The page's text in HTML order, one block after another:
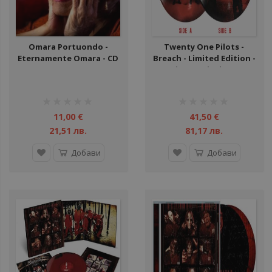
Omara Portuondo -
Eternamente Omara - CD
11,00 €
21,51 лв.
Добави
Twenty One Pilots -
Breach - Limited Edition -
Picture Vinyl - LP
41,50 €
81,17 лв.
Добави